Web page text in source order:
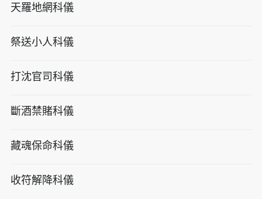
天羅地網科儀
祭送小人科儀
打沈官司科儀
斷酒禁賭科儀
藏魂保命科儀
收符解降科儀